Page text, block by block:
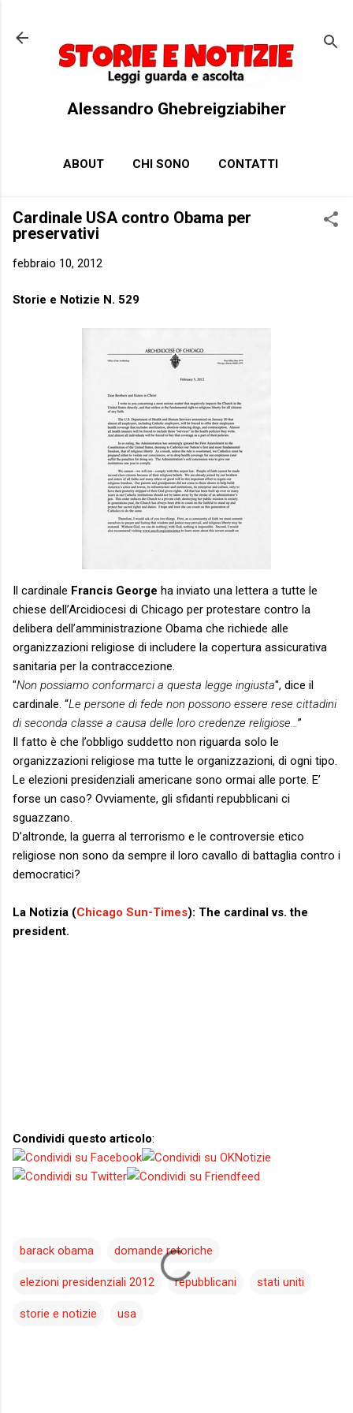
Alessandro Ghebreigziabiher
ABOUT CHI SONO CONTATTI
Cardinale USA contro Obama per
preservativi
febbraio 10, 2012
Storie e Notizie N. 529
Il cardinale Francis George ha inviato una lettera a tutte le
chiese dell’Arcidiocesi di Chicago per protestare contro la
delibera dell’amministrazione Obama che richiede alle
organizzazioni religiose di includere la copertura assicurativa
sanitaria per la contraccezione.
"Non possiamo conformarci a questa legge ingiusta", dice il
cardinale. “Le persone di fede non possono essere rese cittadini
di seconda classe a causa delle loro credenze religiose…”
Il fatto è che l’obbligo suddetto non riguarda solo le
organizzazioni religiose ma tutte le organizzazioni, di ogni tipo.
Le elezioni presidenziali americane sono ormai alle porte. E’
forse un caso? Ovviamente, gli sfidanti repubblicani ci
sguazzano.
D’altronde, la guerra al terrorismo e le controversie etico
religiose non sono da sempre il loro cavallo di battaglia contro i
democratici?
La Notizia (Chicago Sun-Times): The cardinal vs. the
president.
Condividi questo articolo:
barack obama domande retoriche
elezioni presidenziali 2012 repubblicani stati uniti
storie e notizie usa